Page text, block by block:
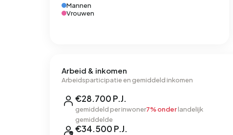
Mannen
Vrouwen
Arbeid & inkomen
Arbeidsparticipatie en gemiddeld inkomen
€28.700 P.J.
gemiddeld per inwoner7% onderlandelijk
gemiddelde
€34.500 P.J.